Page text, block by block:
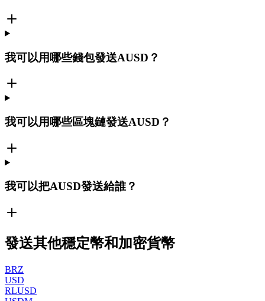
我可以用哪些錢包發送AUSD？
我可以用哪些區塊鏈發送AUSD？
我可以把AUSD發送給誰？
發送其他穩定幣和加密貨幣
BRZ
USD
RLUSD